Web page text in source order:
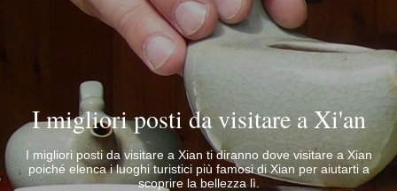
I migliori posti da visitare a Xi'an
I migliori posti da visitare a Xian ti diranno dove visitare a Xian
poiché elenca i luoghi turistici più famosi di Xian per aiutarti a
scoprire la bellezza lì.